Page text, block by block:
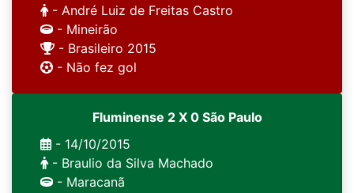
- André Luiz de Freitas Castro
- Mineirão
- Brasileiro 2015
- Não fez gol
Fluminense 2 X 0 São Paulo
- 14/10/2015
- Braulio da Silva Machado
- Maracanã